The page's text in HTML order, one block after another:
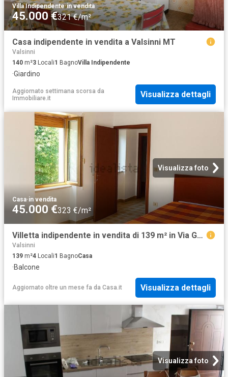
Villa Indipendente·in vendita
45.000 €321 €/m²
Casa indipendente in vendita a Valsinni MT
Valsinni
140 m²3 Locali1 BagnoVilla Indipendente
·Giardino
Aggiornato settimana scorsa da
Immobiliare.it
Visualizza dettagli
Visualizza foto
Casa·in vendita
45.000 €323 €/m²
Villetta indipendente in vendita di 139 m² in Via Gabriele d&apos Annunzio
Valsinni
139 m²4 Locali1 BagnoCasa
·Balcone
Aggiornato oltre un mese fa da Casa.it Visualizza dettagli
Visualizza foto